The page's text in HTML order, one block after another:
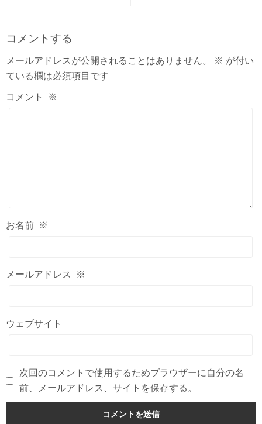
コメントする
メールアドレスが公開されることはありません。 ※ が付い
ている欄は必須項目です
コメント ※
お名前 ※
メールアドレス ※
ウェブサイト
次回のコメントで使用するためブラウザーに自分の名
前、メールアドレス、サイトを保存する。